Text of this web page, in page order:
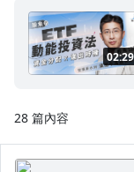
02:29
28 篇內容